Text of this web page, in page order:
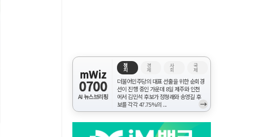
mWiz
0700
AI 뉴스브리핑
정
치
경
제
사
회
국
제
더불어민주당의 대표 선출을 위한 순회경
선이 진행 중인 가운데 8일 제주와 인천
에서 김민석 후보가 정청래와 송영길 후
보를 각각 47.75%의 ...
→